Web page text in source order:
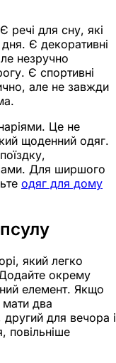
речі для сну, які
Є декоративні
незручно
Є спортивні
але не завжди
Це не
щоденний одяг.
Для ширшого
одяг для дому
який легко
окрему
елемент. Якщо
два
для вечора і
повільніше